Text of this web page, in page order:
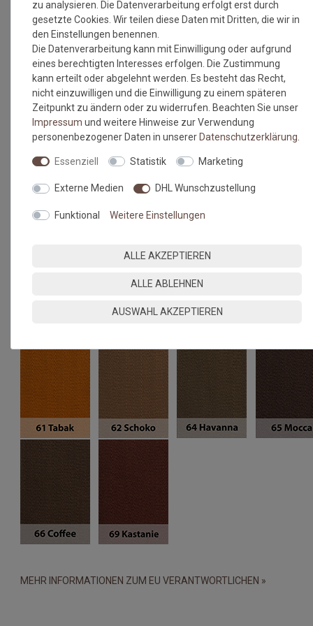
MEHR INFORMATIONEN ZUM EU VERANTWORTLICHEN »
zu analysieren. Die Datenverarbeitung erfolgt erst durch
gesetzte Cookies. Wir teilen diese Daten mit Dritten, die wir in
den Einstellungen benennen.
Die Datenverarbeitung kann mit Einwilligung oder aufgrund
eines berechtigten Interesses erfolgen. Die Zustimmung
kann erteilt oder abgelehnt werden. Es besteht das Recht,
nicht einzuwilligen und die Einwilligung zu einem späteren
Zeitpunkt zu ändern oder zu widerrufen. Beachten Sie unser
Impressum und weitere Hinweise zur Verwendung
personenbezogener Daten in unsererDaten­schutz­erklärung
Essenziell Statistik Marketing
Externe Medien DHL Wunschzustellung
Funktional Weitere Einstellungen
ALLE AKZEPTIEREN
ALLE ABLEHNEN
AUSWAHL AKZEPTIEREN